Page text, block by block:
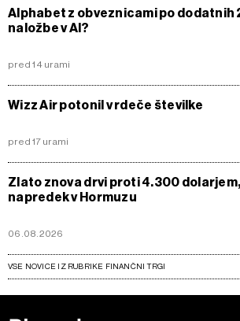
Alphabet z obveznicami po dodatnih
naložbe v AI?
pred 14 urami
Wizz Air potonil v rdeče številke
pred 17 urami
Zlato znova drvi proti 4.300
napredek v Hormuzu
06.08.2026
VSE NOVICE IZ RUBRIKE FINANČNI TRGI